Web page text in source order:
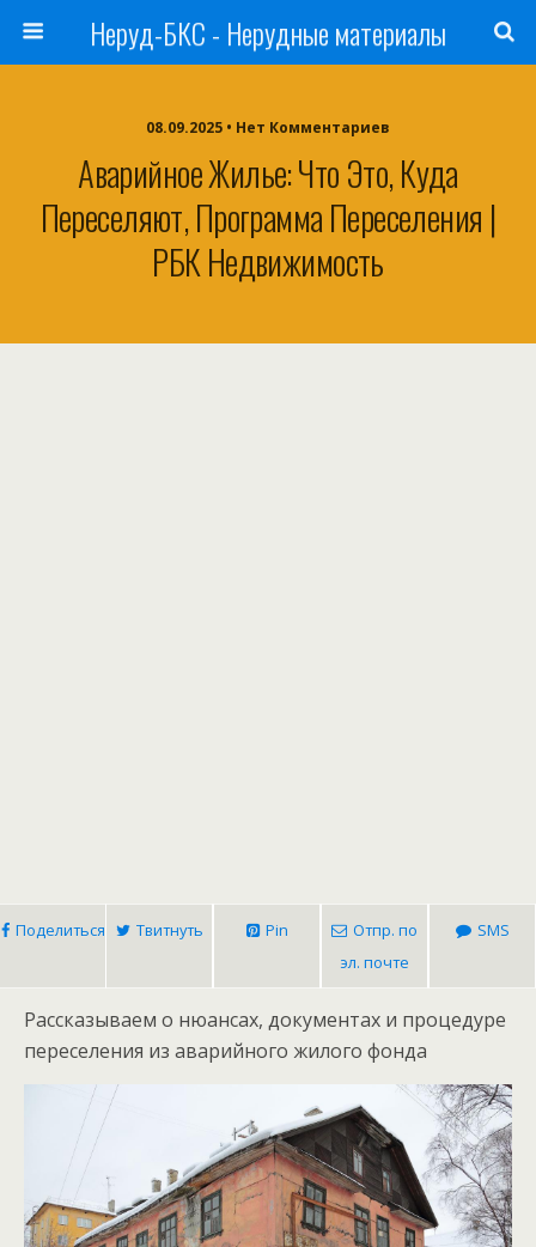
Неруд-БКС - Нерудные материалы
08.09.2025 • Нет Комментариев
Аварийное Жилье: Что Это, Куда
Переселяют, Программа Переселения |
РБК Недвижимость
Поделиться Твитнуть Pin
Отпр. по
эл. почте
SMS
Рассказываем о нюансах, документах и процедуре
переселения из аварийного жилого фонда